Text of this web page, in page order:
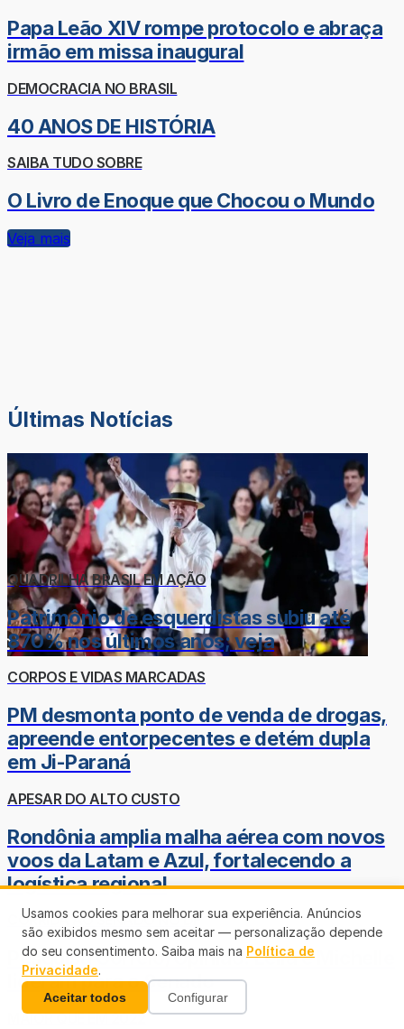
Papa Leão XIV rompe protocolo e abraça
irmão em missa inaugural
DEMOCRACIA NO BRASIL
40 ANOS DE HISTÓRIA
SAIBA TUDO SOBRE
O Livro de Enoque que Chocou o Mundo
Veja mais
Últimas Notícias
QUADRILHA BRASIL EM AÇÃO
Patrimônio de esquerdistas subiu até
870% nos últimos anos; veja
CORPOS E VIDAS MARCADAS
PM desmonta ponto de venda de drogas,
apreende entorpecentes e detém dupla
em Ji-Paraná
APESAR DO ALTO CUSTO
Rondônia amplia malha aérea com novos
voos da Latam e Azul, fortalecendo a
logística regional
CORRIDA AO SENADO NO DF
Pesquisa Correio/Opinião: Leila e Michelle
lideram para o Senado
MAIOR QUE EM 2022
Usamos cookies para melhorar sua experiência. Anúncios
são exibidos mesmo sem aceitar — personalização depende
do seu consentimento. Saiba mais na Política de
Privacidade.
Aceitar todos Configurar